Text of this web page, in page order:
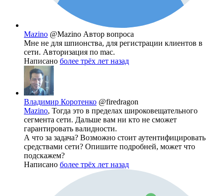
Mazino @Mazino Автор вопроса
Мне не для шпионства, для регистрации клиентов в
сети. Авторизация по mac.
Написано более трёх лет назад
Владимир Коротенко @firedragon
Mazino, Тогда это в пределах широковещательного
сегмента сети. Дальше вам ни кто не сможет
гарантировать валидности.
А что за задача? Возможно стоит аутентифицировать
средствами сети? Опишите подробней, может что
подскажем?
Написано более трёх лет назад